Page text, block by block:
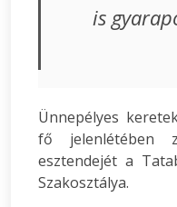
is
Ünnepélyes
fő jelenlétében
esztendejét a
Szakosztálya.